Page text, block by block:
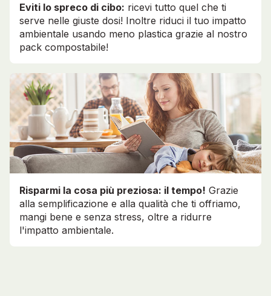
Eviti lo spreco di cibo: ricevi tutto quel che ti
serve nelle giuste dosi! Inoltre riduci il tuo impatto
ambientale usando meno plastica grazie al nostro
pack compostabile!
Risparmi la cosa più preziosa: il tempo! Grazie
alla semplificazione e alla qualità che ti offriamo,
mangi bene e senza stress, oltre a ridurre
l'impatto ambientale.